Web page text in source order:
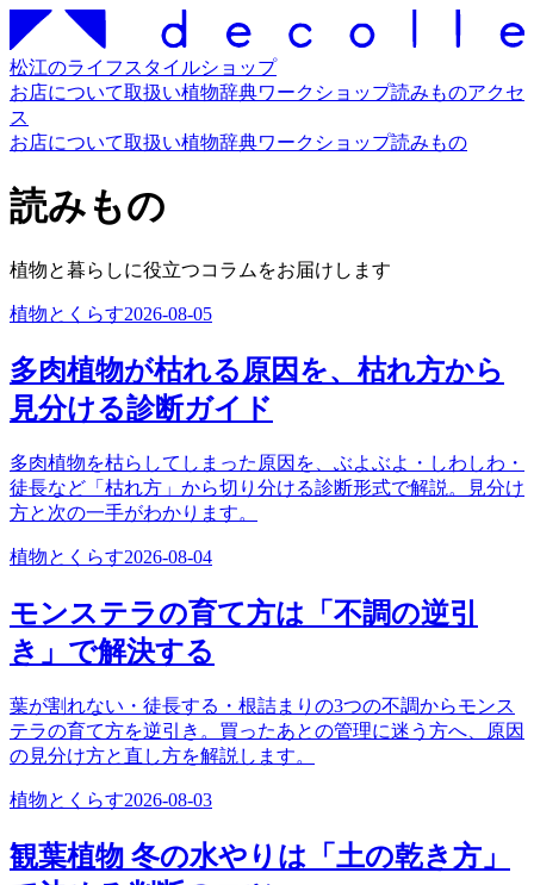
松江のライフスタイルショップ
お店について取扱い植物辞典ワークショップ読みものアクセ
ス
お店について取扱い植物辞典ワークショップ読みもの
読みもの
植物と暮らしに役立つコラムをお届けします
植物とくらす2026-08-05
多肉植物が枯れる原因を、枯れ方から
見分ける診断ガイド
多肉植物を枯らしてしまった原因を、ぶよぶよ・しわしわ・
徒長など「枯れ方」から切り分ける診断形式で解説。見分け
方と次の一手がわかります。
植物とくらす2026-08-04
モンステラの育て方は「不調の逆引
き」で解決する
葉が割れない・徒長する・根詰まりの3つの不調からモンス
テラの育て方を逆引き。買ったあとの管理に迷う方へ、原因
の見分け方と直し方を解説します。
植物とくらす2026-08-03
観葉植物 冬の水やりは「土の乾き方」